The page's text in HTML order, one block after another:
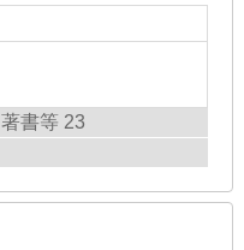
著書等 23